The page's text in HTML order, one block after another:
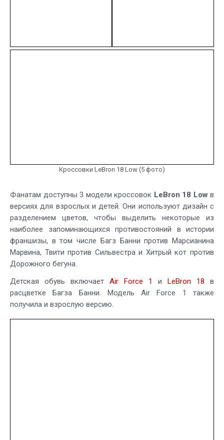
Кроссовки LeBron 18 Low (5 фото)
Фанатам доступны 3 модели кроссовок LeBron 18 Lowв
версиях для взрослых и детей. Они используют дизайн с
разделением цветов, чтобы выделить некоторые из
наиболее запоминающихся противостояний в истории
франшизы, в том числе Багз Банни против Марсианина
Марвина, Твити против Сильвестра и Хитрый кот против
Дорожного бегуна.
Детская обувь включает Air Force 1 и LeBron 18 в
расцветке Багза Банни. Модель Air Force 1 также
получила и взрослую версию.